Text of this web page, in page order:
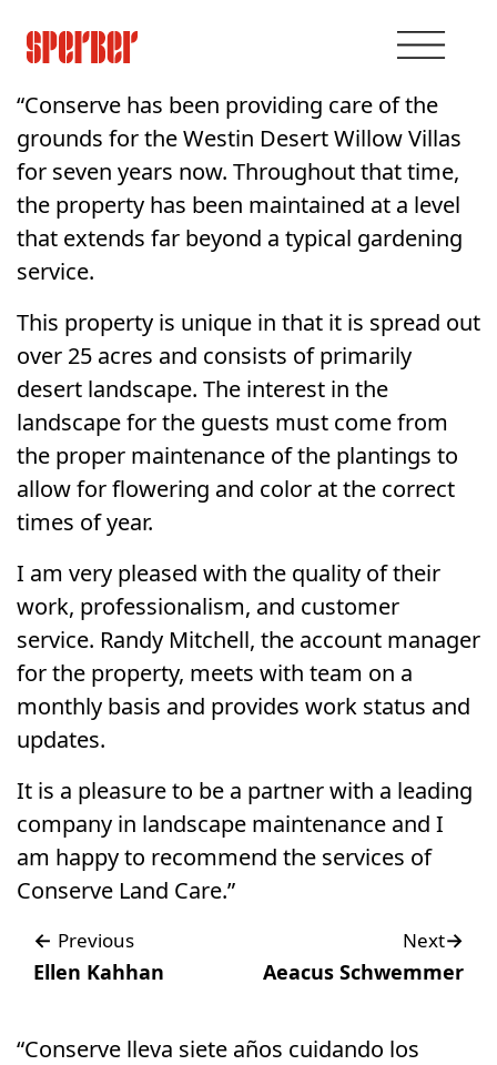
“Conserve has been providing care of the
grounds for the Westin Desert Willow Villas
for seven years now. Throughout that time,
the property has been maintained at a level
that extends far beyond a typical gardening
service.
This property is unique in that it is spread out
over 25 acres and consists of primarily
desert landscape. The interest in the
landscape for the guests must come from
the proper maintenance of the plantings to
allow for flowering and color at the correct
times of year.
I am very pleased with the quality of their
work, professionalism, and customer
service. Randy Mitchell, the account manager
for the property, meets with team on a
monthly basis and provides work status and
updates.
It is a pleasure to be a partner with a leading
company in landscape maintenance and I
am happy to recommend the services of
Conserve Land Care.”
Post
navigation
← Previous
Ellen Kahhan
Next→
Aeacus Schwemmer
“Conserve lleva siete años cuidando los